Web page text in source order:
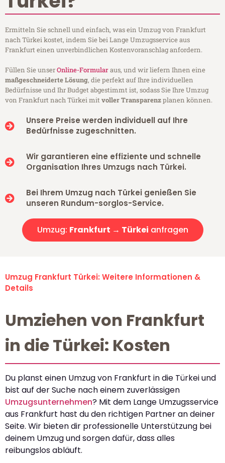
Ermitteln Sie schnell und einfach, was ein Umzug von Frankfurt
nach Türkei kostet, indem Sie bei Lange Umzugsservice aus
Frankfurt einen unverbindlichen Kostenvoranschlag anfordern.
Füllen Sie unserOnline-Formularaus, und wir liefern Ihnen eine
maßgeschneiderte Lösung, die perfekt auf Ihre individuellen
Bedürfnisse und Ihr Budget abgestimmt ist, sodass Sie Ihre Umzug
von Frankfurt nach Türkei mitvoller Transparenzplanen können.
Unsere Preise werden individuell auf Ihre
Bedürfnisse zugeschnitten.
Wir garantieren eine effiziente und schnelle
Organisation Ihres Umzugs nach Türkei.
Bei Ihrem Umzug nach Türkei genießen Sie
unseren Rundum-sorglos-Service.
Umzug: Frankfurt → Türkei anfragen
Umzug Frankfurt Türkei: Weitere Informationen &
Details
Umziehen von Frankfurt
in die Türkei: Kosten
Du planst einen Umzug von Frankfurt in die Türkei und
bist auf der Suche nach einem zuverlässigen
Umzugsunternehmen? Mit dem Lange Umzugsservice
aus Frankfurt hast du den richtigen Partner an deiner
Seite. Wir bieten dir professionelle Unterstützung bei
deinem Umzug und sorgen dafür, dass alles
reibungslos abläuft.